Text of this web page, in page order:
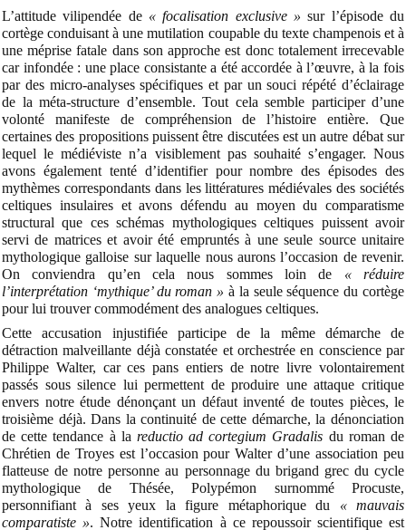
L’attitude vilipendée de « focalisation exclusive »sur l’épisode du
cortège conduisant à une mutilation coupable du texte champenois et à
une méprise fatale dans son approche est donc totalement irrecevable
car infondée : une place consistante a été accordée à l’œuvre, à la fois
par des micro-analyses spécifiques et par un souci répété d’éclairage
de la méta-structure d’ensemble. Tout cela semble participer d’une
volonté manifeste de compréhension de l’histoire entière. Que
certaines des propositions puissent être discutées est un autre débat sur
lequel le médiéviste n’a visiblement pas souhaité s’engager. Nous
avons également tenté d’identifier pour nombre des épisodes des
mythèmes correspondants dans les littératures médiévales des sociétés
celtiques insulaires et avons défendu au moyen du comparatisme
structural que ces schémas mythologiques celtiques puissent avoir
servi de matrices et avoir été empruntés à une seule source unitaire
mythologique galloise sur laquelle nous aurons l’occasion de revenir.
On conviendra qu’en cela nous sommes loin de « réduire
l’interprétation ‘mythique’ du roman » à la seule séquence du cortège
pour lui trouver commodément des analogues celtiques.
Cette accusation injustifiée participe de la même démarche de
détraction malveillante déjà constatée et orchestrée en conscience par
Philippe Walter, car ces pans entiers de notre livre volontairement
passés sous silence lui permettent de produire une attaque critique
envers notre étude dénonçant un défaut inventé de toutes pièces, le
troisième déjà. Dans la continuité de cette démarche, la dénonciation
de cette tendance à la reductio ad cortegium Gradalis du roman de
Chrétien de Troyes est l’occasion pour Walter d’une association peu
flatteuse de notre personne au personnage du brigand grec du cycle
mythologique de Thésée, Polypémon surnommé Procuste,
personnifiant à ses yeux la figure métaphorique du « mauvais
comparatiste ». Notre identification à ce repoussoir scientifique est